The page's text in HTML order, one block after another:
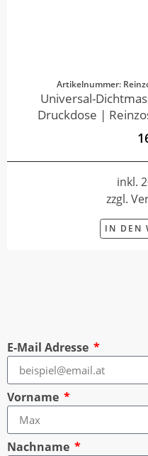
Artikelnummer:
Universal-
Druckdose |
inkl.
zzgl.
IN DEN
E-Mail Adresse
Vorname
Nachname